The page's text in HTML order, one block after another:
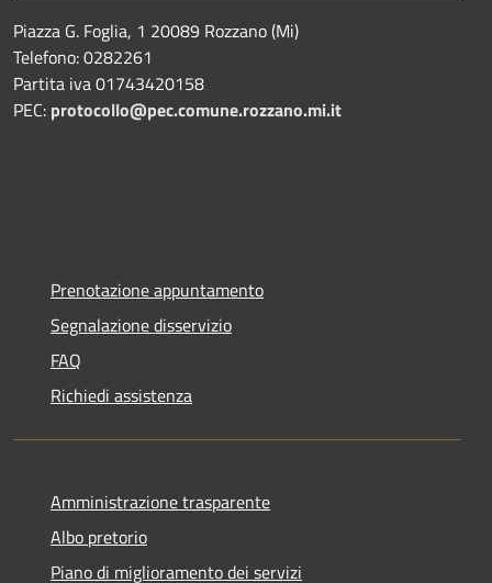
Piazza G. Foglia, 1 20089 Rozzano (Mi)
Telefono: 0282261
Partita iva 01743420158
PEC: protocollo@pec.comune.rozzano.mi.it
Prenotazione appuntamento
Segnalazione disservizio
FAQ
Richiedi assistenza
Amministrazione trasparente
Albo pretorio
Piano di miglioramento dei servizi